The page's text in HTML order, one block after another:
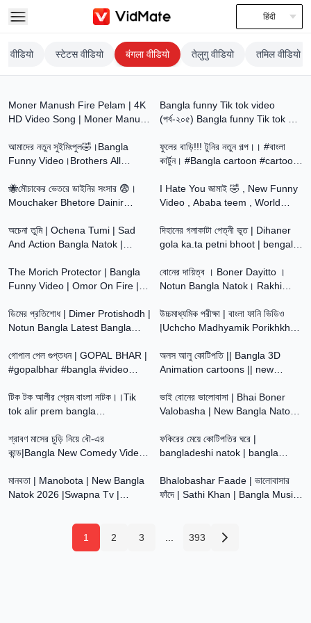
हिंदी
वीडियो स्टेटस वीडियो बंगला वीडियो तेलुगु वीडियो तमिल वीडियो
Moner Manush Fire Pelam | 4K
HD Video Song | Moner Manush
| Prasenjit
Bangla funny Tik tok video
(পর্ব-২০৫) Bangla funny Tik tok 💞
9:11
আমাদের নতুন সুইমিংপুল🤣।Bangla
Funny Video।Brothers All
14:47
ফুলের বাড়ি!!! টুনির নতুন গল্প।। #বাংলা
কার্টুন। #Bangla cartoon #cartoon
13:15
🐝মৌচাকের ভেতরে ডাইনির সংসার 😨।
Mouchaker Bhetore Dainir
Rani ।
16:15
I Hate You জামাই 🤣 , New Funny
Video , Ababa teem , World
24:42
অচেনা তুমি | Ochena Tumi | Sad
And Action Bangla Natok |
13:41
দিহানের গলাকাটা পেত্নী ভূত | Dihaner
gola ka.ta petni bhoot | bengali
22:14
The Morich Protector | Bangla
Funny Video | Omor On Fire |
13:49
বোনের দায়িত্ব । Boner Dayitto ।
Notun Bangla Natok। Rakhi
Latest Video
15:22
ডিমের প্রতিশোধ | Dimer Protishodh |
Notun Bangla Latest Bangla
18:11
উচ্চমাধ্যমিক পরীক্ষা | বাংলা ফানি ভিডিও
|Uchcho Madhyamik Porikhkha |
20:52
গোপাল পেল গুপ্তধন | GOPAL BHAR |
#gopalbhar #bangla #video
6:51
অলস আলু কোটিপতি || Bangla 3D
Animation cartoons || new
19:30
টিক টক আলীর প্রেম বাংলা নাটক।।Tik
tok alir prem bangla
21:34
ভাই বোনের ভালোবাসা | Bhai Boner
Valobasha | New Bangla Natok
শ্রাবণ মাসের চুড়ি নিয়ে বৌ-এর
কান্ড|Bangla New Comedy Video
48:04
ফকিরের মেয়ে কোটিপতির ঘরে |
bangladeshi natok | bangla
Natok 2026 | MEDIA
28:34
মানবতা | Manobota | New Bangla
Natok 2026 |Swapna Tv |
3:38
Bhalobashar Faade | ভালোবাসার
ফাঁদে | Sathi Khan | Bangla Music
1 2 3 393